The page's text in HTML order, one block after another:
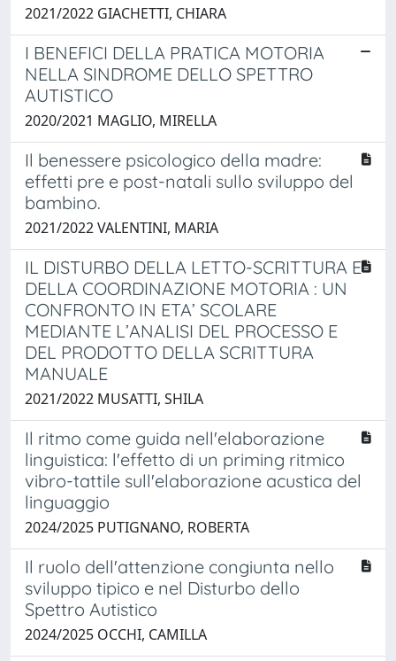
2021/2022 GIACHETTI, CHIARA
I BENEFICI DELLA PRATICA MOTORIA
NELLA SINDROME DELLO SPETTRO
AUTISTICO
2020/2021 MAGLIO, MIRELLA
Il benessere psicologico della madre:
effetti pre e post-natali sullo sviluppo del
bambino.
2021/2022 VALENTINI, MARIA
IL DISTURBO DELLA LETTO-SCRITTURA E
DELLA COORDINAZIONE MOTORIA : UN
CONFRONTO IN ETA’ SCOLARE
MEDIANTE L’ANALISI DEL PROCESSO E
DEL PRODOTTO DELLA SCRITTURA
MANUALE
2021/2022 MUSATTI, SHILA
Il ritmo come guida nell'elaborazione
linguistica: l'effetto di un priming ritmico
vibro-tattile sull'elaborazione acustica del
linguaggio
2024/2025 PUTIGNANO, ROBERTA
Il ruolo dell'attenzione congiunta nello
sviluppo tipico e nel Disturbo dello
Spettro Autistico
2024/2025 OCCHI, CAMILLA